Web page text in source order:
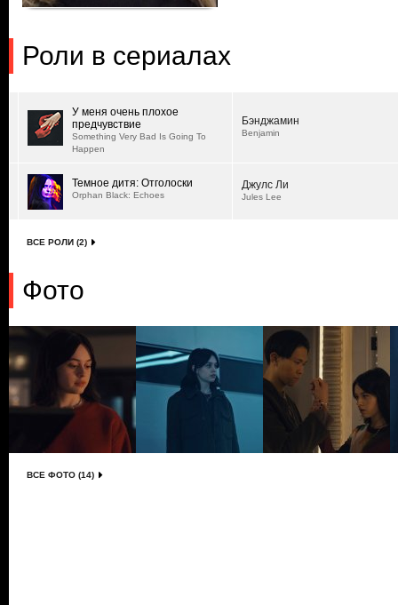
Роли в сериалах
У меня очень плохое
предчувствие
Something Very Bad Is Going To
Happen
Бэнджамин
Benjamin
Темное дитя: Отголоски
Orphan Black: Echoes
Джулс Ли
Jules Lee
ВСЕ РОЛИ (2)
Фото
ВСЕ ФОТО (14)